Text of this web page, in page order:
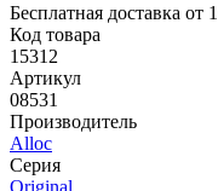
Бесплатная доставка от
Код товара
15312
Артикул
08531
Производитель
Alloc
Серия
Original